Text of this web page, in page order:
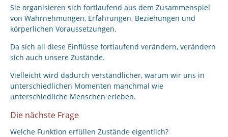
Sie organisieren sich fortlaufend aus dem Zusammenspiel
von Wahrnehmungen, Erfahrungen, Beziehungen und
körperlichen Voraussetzungen.
Da sich all diese Einflüsse fortlaufend verändern, verändern
sich auch unsere Zustände.
Vielleicht wird dadurch verständlicher, warum wir uns in
unterschiedlichen Momenten manchmal wie
unterschiedliche Menschen erleben.
Die nächste Frage
Welche Funktion erfüllen Zustände eigentlich?